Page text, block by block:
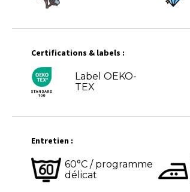
Certifications & labels :
Label OEKO-
TEX
Entretien :
60°C / programme
délicat